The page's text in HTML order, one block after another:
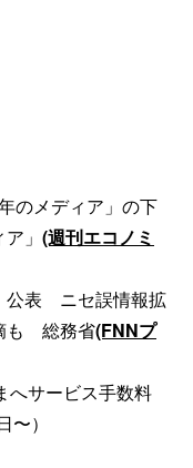
のメディア」の下
」 (週刊エコノミ
公表 ニセ誤情報拡
も 総務省(FNNプ
へサービス手数料
）